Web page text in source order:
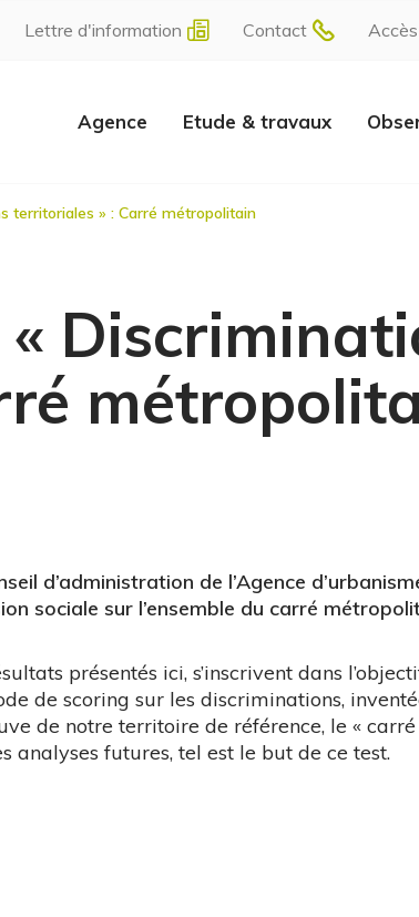
Lettre d'information Contact
Agence Etude & travaux
territoriales » : Carré métropolitain
d’administration de l’Agence
sociale sur l’ensemble du carré
présentés ici, s’inscrivent dans
de scoring sur les discriminations,
de notre territoire de référence, le «
analyses futures, tel est le but de ce test.